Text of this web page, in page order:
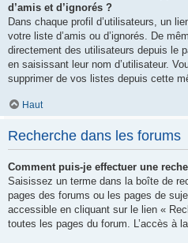
d’amis et d’ignorés ?
Dans chaque profil d’utilisateurs, un
votre liste d’amis ou d’ignorés. De
directement des utilisateurs depuis le
en saisissant leur nom d’utilisateur.
supprimer de vos listes depuis cette
Haut
Recherche dans les forums
Comment puis-je effectuer une
Saisissez un terme dans la boîte de
pages des forums ou les pages de
accessible en cliquant sur le lien «
toutes les pages du forum. L’accès à